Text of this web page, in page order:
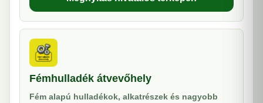
Fémhulladék átvevőhely
Fém alapú hulladékok, alkatrészek és nagyobb